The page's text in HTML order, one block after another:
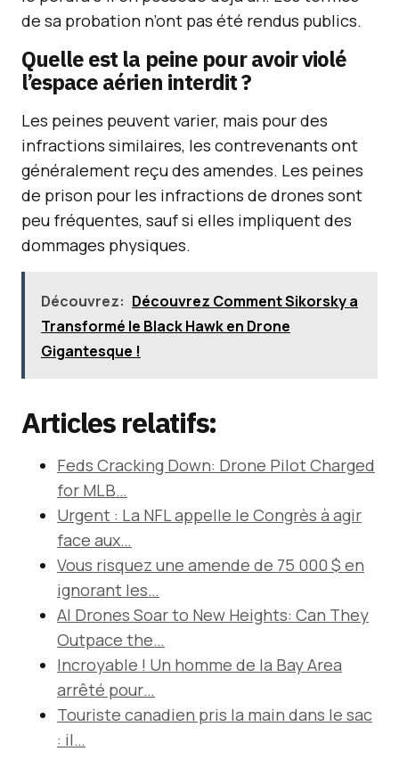
de sa probation n’ont pas été rendus publics.
Quelle est la peine pour avoir violé
l’espace aérien interdit ?
Les peines peuvent varier, mais pour des
infractions similaires, les contrevenants ont
généralement reçu des amendes. Les peines
de prison pour les infractions de drones sont
peu fréquentes, sauf si elles impliquent des
dommages physiques.
Découvrez: Découvrez Comment Sikorsky a
Transformé le Black Hawk en Drone
Gigantesque !
Articles relatifs:
Feds Cracking Down: Drone Pilot Charged
for MLB…
Urgent : La NFL appelle le Congrès à agir
face aux…
Vous risquez une amende de 75 000 $ en
ignorant les…
AI Drones Soar to New Heights: Can They
Outpace the…
Incroyable ! Un homme de la Bay Area
arrêté pour…
Touriste canadien pris la main dans le sac
: il…